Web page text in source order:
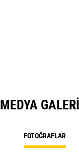
MEDYA
FOTOĞRAFLAR